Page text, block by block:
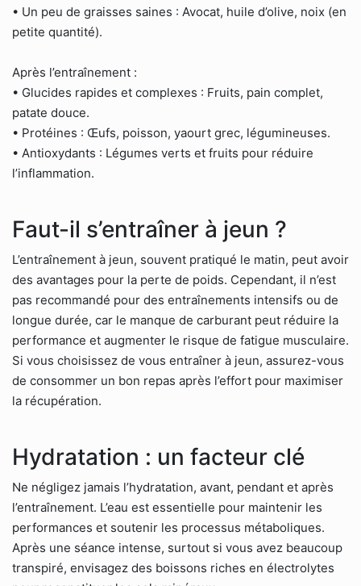
• Un peu de graisses saines : Avocat, huile d’olive, noix (en
petite quantité).
Après l’entraînement :
• Glucides rapides et complexes : Fruits, pain complet,
patate douce.
• Protéines : Œufs, poisson, yaourt grec, légumineuses.
• Antioxydants : Légumes verts et fruits pour réduire
l’inflammation.
Faut-il s’entraîner à jeun ?
L’entraînement à jeun, souvent pratiqué le matin, peut avoir
des avantages pour la perte de poids. Cependant, il n’est
pas recommandé pour des entraînements intensifs ou de
longue durée, car le manque de carburant peut réduire la
performance et augmenter le risque de fatigue musculaire.
Si vous choisissez de vous entraîner à jeun, assurez-vous
de consommer un bon repas après l’effort pour maximiser
la récupération.
Hydratation : un facteur clé
Ne négligez jamais l’hydratation, avant, pendant et après
l’entraînement. L’eau est essentielle pour maintenir les
performances et soutenir les processus métaboliques.
Après une séance intense, surtout si vous avez beaucoup
transpiré, envisagez des boissons riches en électrolytes